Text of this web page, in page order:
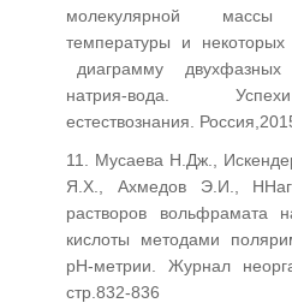
молекулярной массы
температуры и
диаграмму
двухфазных
натрия-вода.
естествознания.
11. Мусаева Н.Дж.,
Я.Х., Ахмедов Э.И.,
растворов вольфрамата
кислоты методами
рН-метрии. Журнал
стр.832-836